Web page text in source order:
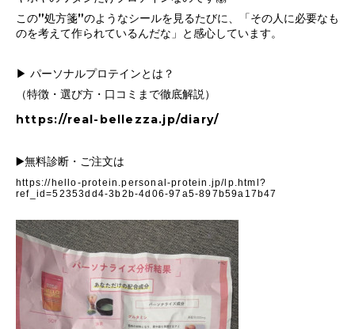
この”処方箋”のようなシールを見るたびに、「その人に必要なも
のを考えて作られているんだな」と感心しています。
▶ パーソナルプロテインとは？
（特徴・選び方・口コミまで徹底解説）
https://real-bellezza.jp/diary/
▶️無料診断・ご注文は
https://hello-protein.personal-protein.jp/lp.html?
ref_id=52353dd4-3b2b-4d06-97a5-897b59a17b47